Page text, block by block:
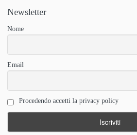
Newsletter
Nome
Email
Procedendo accetti la privacy policy